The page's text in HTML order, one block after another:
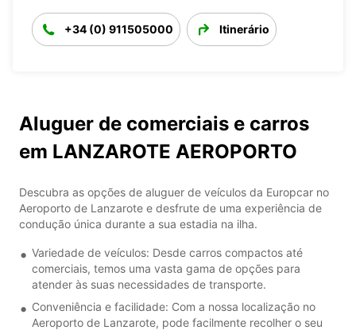
+34 (0) 911505000 Itinerário
Aluguer de comerciais e carros
em LANZAROTE AEROPORTO
Descubra as opções de aluguer de veículos da Europcar no
Aeroporto de Lanzarote e desfrute de uma experiência de
condução única durante a sua estadia na ilha.
Variedade de veículos: Desde carros compactos até
comerciais, temos uma vasta gama de opções para
atender às suas necessidades de transporte.
Conveniência e facilidade: Com a nossa localização no
Aeroporto de Lanzarote, pode facilmente recolher o seu